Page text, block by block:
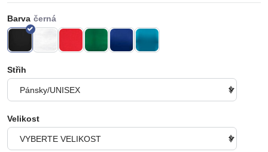
Barva
Střih
Velikost